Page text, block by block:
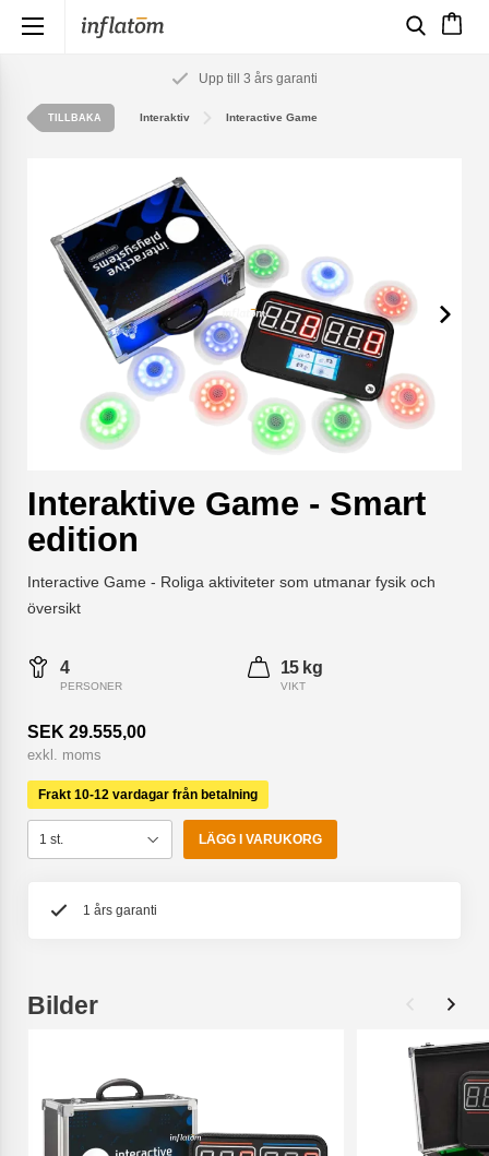
Upp till 3 års garanti
TILLBAKA Interaktiv Interactive Game
Interaktive Game - Smart
edition
Interactive Game - Roliga aktiviteter som utmanar fysik och
översikt
4
PERSONER
15 kg
VIKT
SEK 29.555,00
exkl. moms
Frakt 10-12 vardagar från betalning
LÄGG I VARUKORG
1 års garanti
Bilder